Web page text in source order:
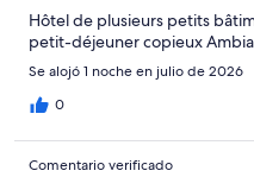
Hôtel de plusieurs petits
petit-déjeuner copieux
Se alojó 1 noche en julio de 2026
0
Comentario verificado